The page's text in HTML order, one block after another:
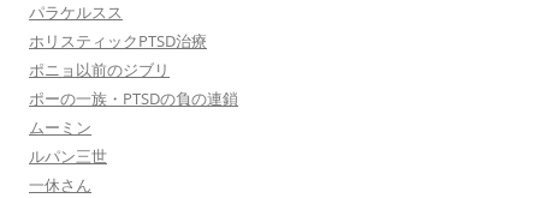
パラケルスス
ホリスティックPTSD治療
ポニョ以前のジブリ
ポーの一族・PTSDの負の連鎖
ムーミン
ルパン三世
一休さん